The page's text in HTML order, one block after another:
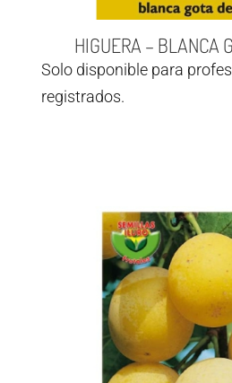
HIGUERA – BLANCA
Solo disponible para
registrados.